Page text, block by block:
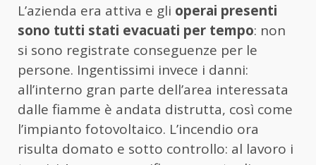
L’azienda era attiva e gli operai presenti
sono tutti stati evacuati per tempo: non
si sono registrate conseguenze per le
persone. Ingentissimi invece i danni:
all’interno gran parte dell’area interessata
dalle fiamme è andata distrutta, così come
l’impianto fotovoltaico. L’incendio ora
risulta domato e sotto controllo: al lavoro i